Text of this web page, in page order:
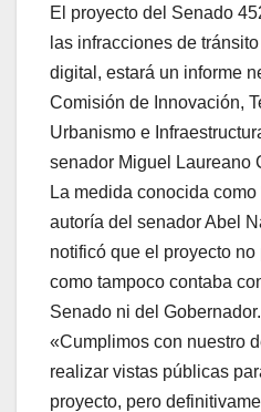
El proyecto del Senado
las infracciones de
digital, estará un informe
Comisión de Innovación,
Urbanismo e
senador Miguel Laureano
La medida conocida como
autoría del senador Abel
notificó que el proyecto
como tampoco contaba
Senado ni del Gobernador.
«Cumplimos con nuestro
realizar vistas públicas
proyecto, pero